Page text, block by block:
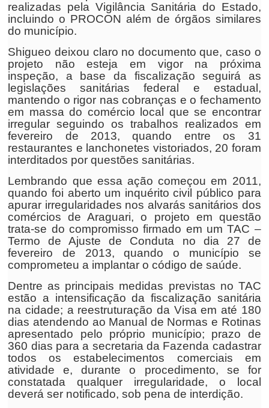
realizadas pela Vigilância Sanitária do Estado,
incluindo o PROCON além de órgãos similares
do município.
Shigueo deixou claro no documento que, caso o
projeto não esteja em vigor na próxima
inspeção, a base da fiscalização seguirá as
legislações sanitárias federal e estadual,
mantendo o rigor nas cobranças e o fechamento
em massa do comércio local que se encontrar
irregular seguindo os trabalhos realizados em
fevereiro de 2013, quando entre os 31
restaurantes e lanchonetes vistoriados, 20 foram
interditados por questões sanitárias.
Lembrando que essa ação começou em 2011,
quando foi aberto um inquérito civil público para
apurar irregularidades nos alvarás sanitários dos
comércios de Araguari, o projeto em questão
trata-se do compromisso firmado em um TAC –
Termo de Ajuste de Conduta no dia 27 de
fevereiro de 2013, quando o município se
comprometeu a implantar o código de saúde.
Dentre as principais medidas previstas no TAC
estão a intensificação da fiscalização sanitária
na cidade; a reestruturação da Visa em até 180
dias atendendo ao Manual de Normas e Rotinas
apresentado pelo próprio município; prazo de
360 dias para a secretaria da Fazenda cadastrar
todos os estabelecimentos comerciais em
atividade e, durante o procedimento, se for
constatada qualquer irregularidade, o local
deverá ser notificado, sob pena de interdição.